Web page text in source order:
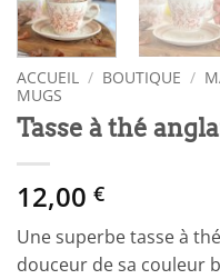
ACCUEIL / BOUTIQUE /
MUGS
Tasse à thé
12,00 €
Une superbe tasse à
douceur de sa couleur